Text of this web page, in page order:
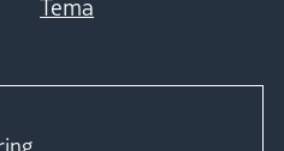
Tema